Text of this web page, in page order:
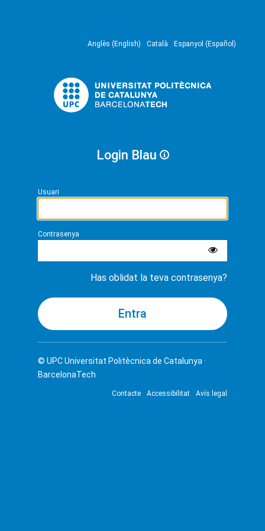
Anglès (English) Català Espanyol (Español)
Login Blau
Usuari
Contrasenya
Has oblidat la teva contrasenya?
© UPCUniversitat Politècnica de Catalunya ·
BarcelonaTech
Contacte Accessibilitat Avís legal